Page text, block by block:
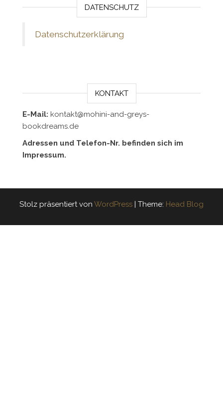
DATENSCHUTZ
Datenschutzerklärung
KONTAKT
E-Mail: kontakt@mohini-and-greys-
bookdreams.de
Adressen und Telefon-Nr. befinden sich im
Impressum.
Stolz präsentiert von WordPress | Theme: Head Blog